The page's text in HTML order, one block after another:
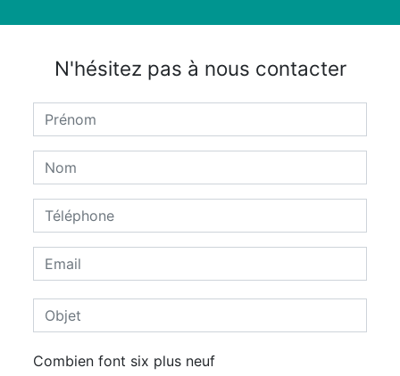
N'hésitez pas à nous contacter
Combien font six plus neuf